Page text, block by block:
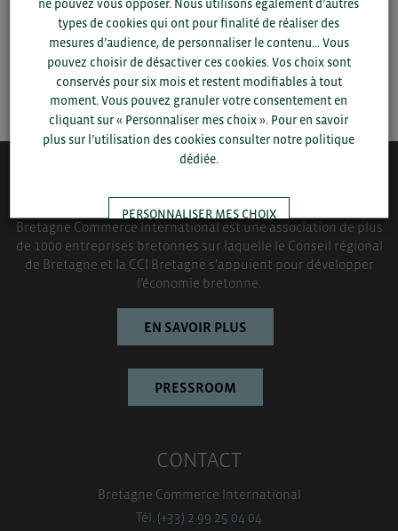
SAUVEGARDER
QUI-SOMMES NOUS ?
Bretagne Commerce International est une association de plus
de 1000 entreprises bretonnes sur laquelle le Conseil régional
de Bretagne et la CCI Bretagne s’appuient pour développer
l’économie bretonne.
EN SAVOIR PLUS
PRESSROOM
CONTACT
Bretagne Commerce International
Tél. (+33) 2 99 25 04 04
ne pouvez vous opposer. Nous utilisons également d’autres
types de cookies qui ont pour finalité de réaliser des
mesures d’audience, de personnaliser le contenu... Vous
pouvez choisir de désactiver ces cookies. Vos choix sont
conservés pour six mois et restent modifiables à tout
moment. Vous pouvez granuler votre consentement en
cliquant sur « Personnaliser mes choix ». Pour en savoir
plus sur l’utilisation des cookies consulter notre politique
dédiée.
PERSONNALISER MES CHOIX
TOUT ACCEPTER